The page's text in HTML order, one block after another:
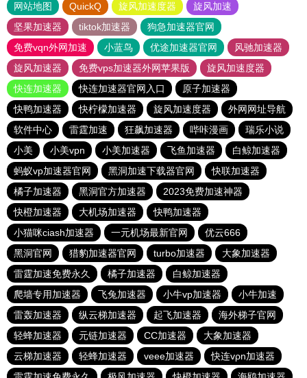
网站地图 QuickQ 旋风加速度器
旋风加速
坚果加速器
tiktok加速器
狗急加速器官网
免费vqn外网加速
小蓝鸟 优途加速器官网
风驰加速器
旋风加速器
免费vps加速器外网苹果版
旋风加速度器
快连加速器
快连加速器官网入口
原子加速器
快鸭加速器
快柠檬加速器 旋风加速度器
外网网址导航
软件中心
雷霆加速 狂飙加速器 哔咔漫画
瑞乐小说
小美
小美vpn 小美加速器 飞鱼加速器
白鲸加速器
蚂蚁vp加速器官网
黑洞加速下载器官网
快联加速器
橘子加速器
黑洞官方加速器
2023免费加速神器
快橙加速器
大机场加速器
快鸭加速器
小猫咪ciash加速器
一元机场最新官网
优云666
黑洞官网
猎豹加速器官网 turbo加速器
大象加速器
雷霆加速免费永久
橘子加速器
白鲸加速器
爬墙专用加速器
飞兔加速器 小牛vp加速器
小牛加速
雷轰加速器
纵云梯加速器 起飞加速器
海外梯子官网
轻蜂加速器
元链加速器 CC加速器
大象加速器
云梯加速器
轻蜂加速器 veee加速器
快连vρn加速器